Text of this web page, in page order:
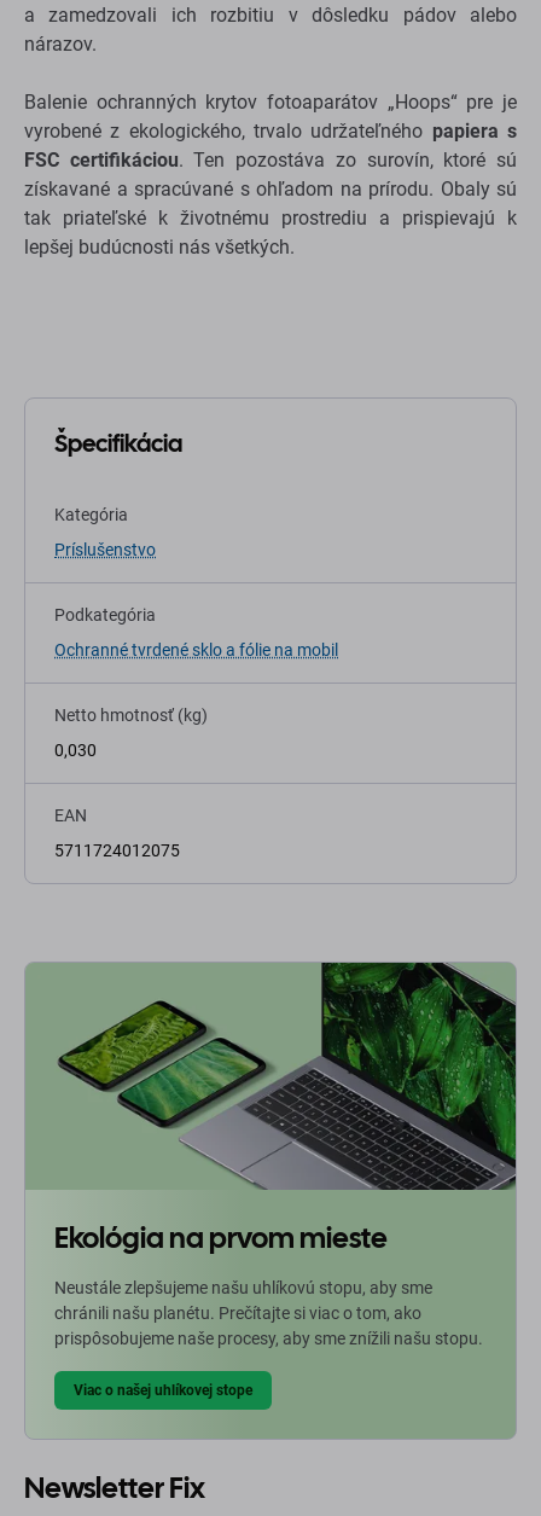
a zamedzovali ich rozbitiu v dôsledku pádov alebo
nárazov.
Balenie ochranných krytov fotoaparátov „Hoops“ pre je
vyrobené z ekologického, trvalo udržateľného papiera s
FSC certifikáciou. Ten pozostáva zo surovín, ktoré sú
získavané a spracúvané s ohľadom na prírodu. Obaly sú
tak priateľské k životnému prostrediu a prispievajú k
lepšej budúcnosti nás všetkých.
Špecifikácia
Kategória
Príslušenstvo
Podkategória
Ochranné tvrdené sklo a fólie na mobil
Netto hmotnosť (kg)
0,030
EAN
5711724012075
Ekológia na prvom mieste
Neustále zlepšujeme našu uhlíkovú stopu, aby sme
chránili našu planétu. Prečítajte si viac o tom, ako
prispôsobujeme naše procesy, aby sme znížili našu stopu.
Viac o našej uhlíkovej stope
Newsletter Fix